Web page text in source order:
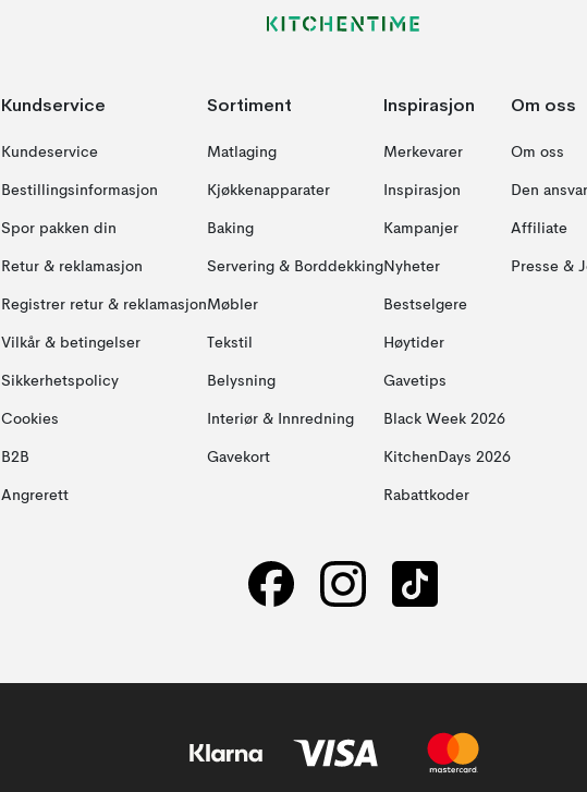
Kundservice
Kundeservice
Bestillingsinformasjon
Spor pakken din
Retur & reklamasjon
Registrer retur & reklamasjon
Vilkår & betingelser
Sikkerhetspolicy
Cookies
B2B
Angrerett
Sortiment
Matlaging
Kjøkkenapparater
Baking
Servering & Borddekking
Møbler
Tekstil
Belysning
Interiør & Innredning
Gavekort
Inspirasjon
Merkevarer
Inspirasjon
Kampanjer
Nyheter
Bestselgere
Høytider
Gavetips
Black Week 2026
KitchenDays 2026
Rabattkoder
Om oss
Om oss
Den
Affiliate
Presse &